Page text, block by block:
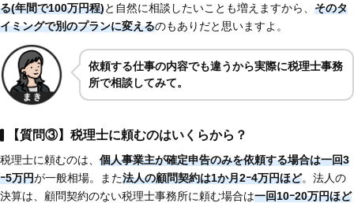
る(年間で100万円程)と自然に相談したいことも増えますから、 そのタ
イミングで別のプランに変えるのもありだと思いますよ。
依頼する仕事の内容でも違うから実際に税理士事務
所で相談してみて。
【質問③】税理士に頼むのはいくらから？
税理士に頼むのは、 個人事業主が確定申告のみを依頼する場合は一回3
ｰ5万円が一般相場。また法人の顧問契約は1か月2ｰ4万円ほど。法人の
決算は、顧問契約のない税理士事務所に頼む場合は一回10ｰ20万円ほど